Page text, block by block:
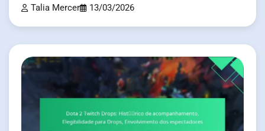
Talia Mercer 13/03/2026